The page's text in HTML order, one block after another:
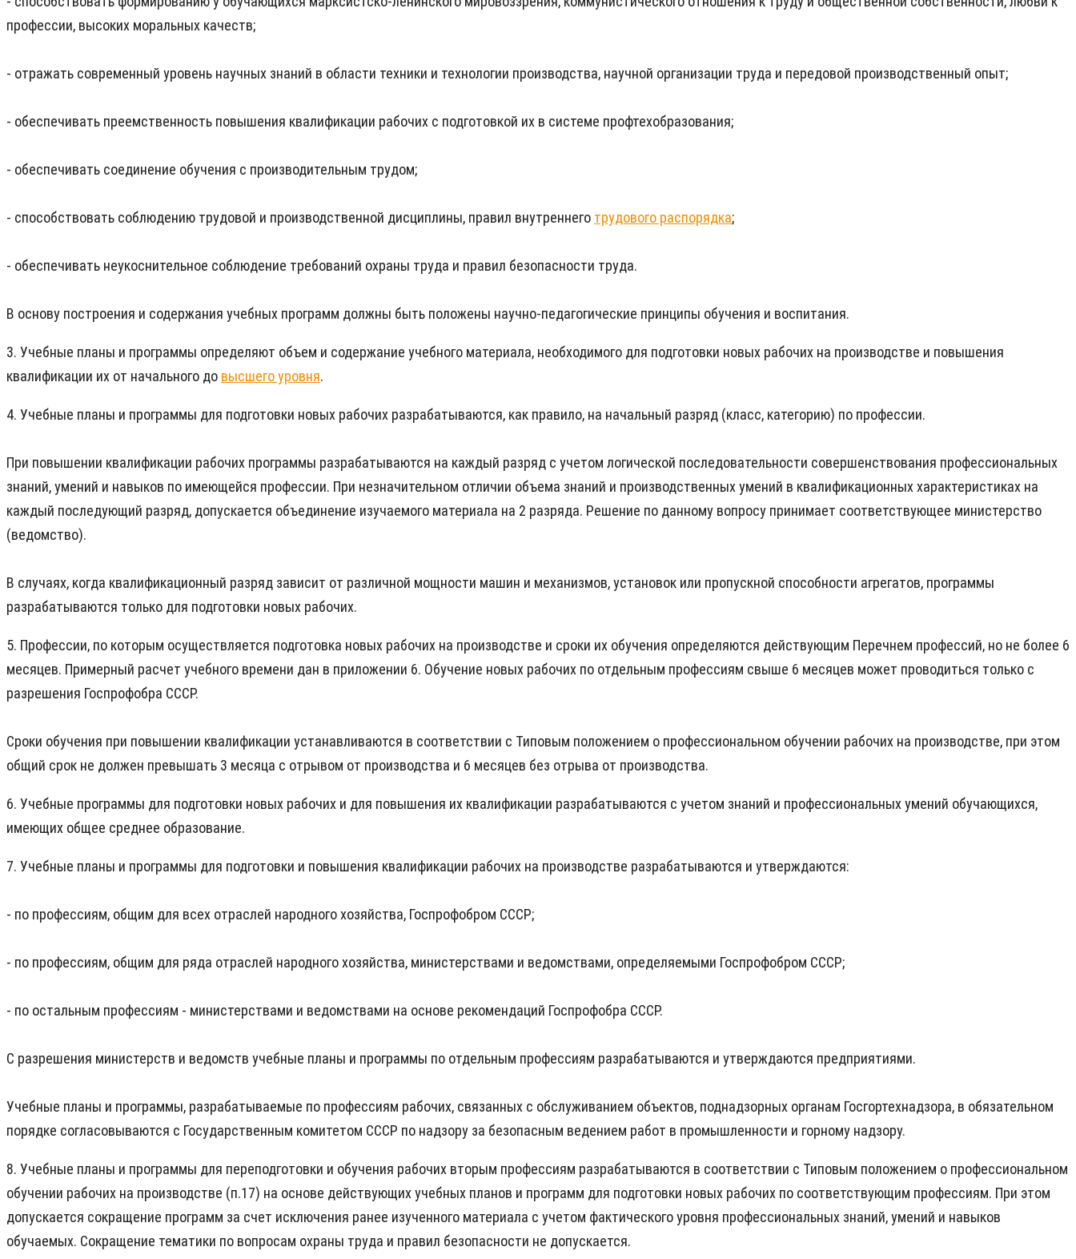
профессии, высоких моральных качеств;
- отражать современный уровень научных знаний в области техники и технологии производства, научной организации труда и передовой производственный опыт;
- обеспечивать преемственность повышения квалификации рабочих с подготовкой их в системе профтехобразования;
- обеспечивать соединение обучения с производительным трудом;
- способствовать соблюдению трудовой и производственной дисциплины, правил внутреннего трудового распорядка;
- обеспечивать неукоснительное соблюдение требований охраны труда и правил безопасности труда.
В основу построения и содержания учебных программ должны быть положены научно-педагогические принципы обучения и воспитания.
3. Учебные планы и программы определяют объем и содержание учебного материала, необходимого для подготовки новых рабочих на производстве и повышения
квалификации их от начального до высшего уровня.
4. Учебные планы и программы для подготовки новых рабочих разрабатываются, как правило, на начальный разряд (класс, категорию) по профессии.
При повышении квалификации рабочих программы разрабатываются на каждый разряд с учетом логической последовательности совершенствования профессиональных
знаний, умений и навыков по имеющейся профессии. При незначительном отличии объема знаний и производственных умений в квалификационных характеристиках на
каждый последующий разряд, допускается объединение изучаемого материала на 2 разряда. Решение по данному вопросу принимает соответствующее министерство
(ведомство).
В случаях, когда квалификационный разряд зависит от различной мощности машин и механизмов, установок или пропускной способности агрегатов, программы
разрабатываются только для подготовки новых рабочих.
5. Профессии, по которым осуществляется подготовка новых рабочих на производстве и сроки их обучения определяются действующим Перечнем профессий, но не более 6
месяцев. Примерный расчет учебного времени дан в приложении 6. Обучение новых рабочих по отдельным профессиям свыше 6 месяцев может проводиться только с
разрешения Госпрофобра СССР.
Сроки обучения при повышении квалификации устанавливаются в соответствии с Типовым положением о профессиональном обучении рабочих на производстве, при этом
общий срок не должен превышать 3 месяца с отрывом от производства и 6 месяцев без отрыва от производства.
6. Учебные программы для подготовки новых рабочих и для повышения их квалификации разрабатываются с учетом знаний и профессиональных умений обучающихся,
имеющих общее среднее образование.
7. Учебные планы и программы для подготовки и повышения квалификации рабочих на производстве разрабатываются и утверждаются:
- по профессиям, общим для всех отраслей народного хозяйства, Госпрофобром СССР;
- по профессиям, общим для ряда отраслей народного хозяйства, министерствами и ведомствами, определяемыми Госпрофобром СССР;
- по остальным профессиям - министерствами и ведомствами на основе рекомендаций Госпрофобра СССР.
С разрешения министерств и ведомств учебные планы и программы по отдельным профессиям разрабатываются и утверждаются предприятиями.
Учебные планы и программы, разрабатываемые по профессиям рабочих, связанных с обслуживанием объектов, поднадзорных органам Госгортехнадзора, в обязательном
порядке согласовываются с Государственным комитетом СССР по надзору за безопасным ведением работ в промышленности и горному надзору.
8. Учебные планы и программы для переподготовки и обучения рабочих вторым профессиям разрабатываются в соответствии с Типовым положением о профессиональном
обучении рабочих на производстве (п.17) на основе действующих учебных планов и программ для подготовки новых рабочих по соответствующим профессиям. При этом
допускается сокращение программ за счет исключения ранее изученного материала с учетом фактического уровня профессиональных знаний, умений и навыков
обучаемых. Сокращение тематики по вопросам охраны труда и правил безопасности не допускается.